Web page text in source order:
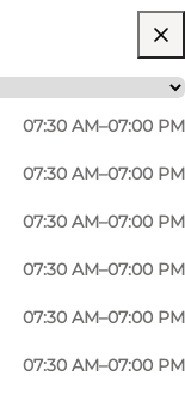
07:30 AM–07:00 PM
07:30 AM–07:00 PM
07:30 AM–07:00 PM
07:30 AM–07:00 PM
07:30 AM–07:00 PM
07:30 AM–07:00 PM